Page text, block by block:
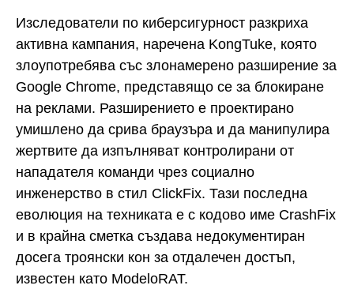
Изследователи по киберсигурност разкриха
активна кампания, наречена KongTuke, която
злоупотребява със злонамерено разширение за
Google Chrome, представящо се за блокиране
на реклами. Разширението е проектирано
умишлено да срива браузъра и да манипулира
жертвите да изпълняват контролирани от
нападателя команди чрез социално
инженерство в стил ClickFix. Тази последна
еволюция на техниката е с кодово име CrashFix
и в крайна сметка създава недокументиран
досега троянски кон за отдалечен достъп,
известен като ModeloRAT.